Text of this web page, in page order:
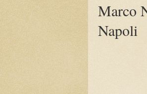
Marco
Napoli